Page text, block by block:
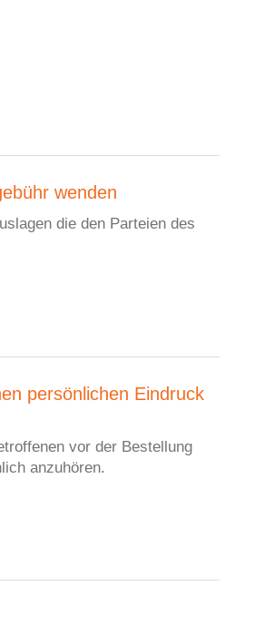
wenden
die den Parteien des
persönlichen Eindruck
vor der Bestellung
anzuhören.